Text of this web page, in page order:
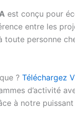
est conçu pour
entre les
toute personne
? Téléchargez
d’activité
à notre puissant